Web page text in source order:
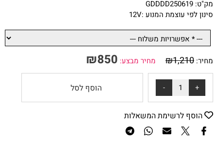
מק"ט: GDDDD250619
סינון לפי עוצמת המנוע :12V
מחיר: ₪1,210 מחיר מבצע: ₪850
הוסף לסל
הוסף לרשימת המשאלות